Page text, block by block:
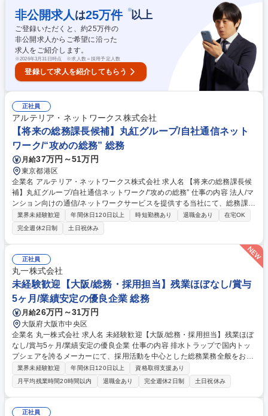
マネジメントサポート ■人事系：採用/育成/異動/退職等 に関わる業務対応
募集職種 SWB2503_事業本部スタッフ（総務・セキュリティ系） 在宅勤
務・リモート可
非公開求人 は25万件 ※以上
ご登録いただくと、約25万件の
非公開求人からご希望に沿った
求人をご紹介します。
※2026年3月31日時点 ※求人数＝採用予定人数
登録して求人を紹介してもらう
正社員
アルテリア・ネットワークス株式会社
【将来の総務課長候補】丸紅グループ/自社通信ネット
ワーク/“攻めの総務” 総務
月給37万円～51万円
東京都港区
企業名 アルテリア・ネットワークス株式会社 求人名 【将来の総務課長候
補】丸紅グループ/自社通信ネットワーク/“攻めの総務” 仕事の内容 法人/マ
ンション向けの通信/ネットワークサービスを提供する当社にて、総務課の
体制強化のために将来の課長候補を募集。既存運用を維持するだけでな
く、改善提案や仕組み化、中長期的な戦略提案まで担う役割です。 ■ファ
シリティマネジメント/ワークプレイス戦略:拠点/オフィスの最適化、サテ
ライトオフィスの再設計・レイアウト変更/座席表管理/オフィス環境整備/
拠点関連の各種調整など■安全・リスク/BCPマネジメント:災害・有事を想
定した体制・規程整備/危機管理体制の整備■モビリティ・アセットマネジ
メント:社用車、業務端末、備品管理、各種保険の見直し■福利厚生・社内
サービス施策の企画・改善 募集職種 【将来の総務課長候補】丸紅グルー
プ/自社通信ネットワーク/“攻めの総務”
業界未経験歓迎 年間休日120日以上 時短勤務あり 退職金あり
在宅OK
完全週休2日制
土日祝休み
正社員
丸一株式会社
未経験歓迎【大阪/総務・採用担当】残業ほぼなし/賞与
5ヶ月/業績安定の優良企業 総務
月給26万円～31万円
大阪府大阪市中央区
企業名 丸一株式会社 求人名 未経験歓迎【大阪/総務・採用担当】残業ほぼ
なし/賞与5ヶ月/業績安定の優良企業 仕事の内容 排水トラップで国内トッ
プシェアを誇るメーカーにて、採用活動を中心とした総務業務全般をお任
せします。まずは合同企業説明会の運営や学校訪問からスタートし、ゆく
ゆくは労務や人事など幅広く活躍できます。 ・合同企業説明会への参加や
学校訪問 ・オープンカンパニーの対応、社内イベント運営 ・技能実習生
の受け入れ対応、その他庶務業務 【将来お任せしたい業務】勤怠管理、給
与計算、社会保険手続き、安全衛生管理など ★残業は月平均1.5時間で毎
業界未経験歓迎 年間休日120日以上
資格取得支援あり
月平均残業時間20時間以内
退職金あり 完全週休2日制 土日祝休み
正社員